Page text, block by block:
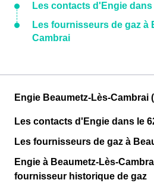
Les contacts d'Engie dans
Les fournisseurs de gaz à
Cambrai
Engie Beaumetz-Lès-Cambrai
Les contacts d'Engie dans le
Les fournisseurs de gaz à
Engie à Beaumetz-Lès-
fournisseur historique de gaz